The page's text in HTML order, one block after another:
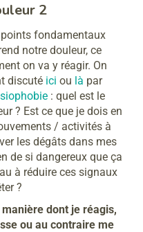
2
fondamentaux
notre douleur, ce
on va y réagir. On
discuté ici ou là par
: quel est le
? Est ce que je dois en
/ activités à
les dégâts dans mes
de si dangereux que ça
à réduire ces signaux
?
manière dont je réagis,
ou au contraire me